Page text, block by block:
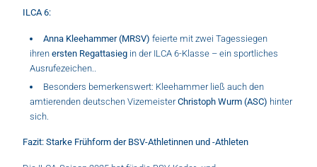
ILCA 6:
Anna Kleehammer (MRSV) feierte mit zwei Tagessiegen
ihrenersten Regattasieg in der ILCA 6-Klasse – ein sportliches
Ausrufezeichen..
Besonders bemerkenswert: Kleehammer ließ auch den
amtierenden deutschen VizemeisterChristoph Wurm (ASC) hinter
sich.
Fazit: Starke Frühform der BSV-Athletinnen und -Athleten